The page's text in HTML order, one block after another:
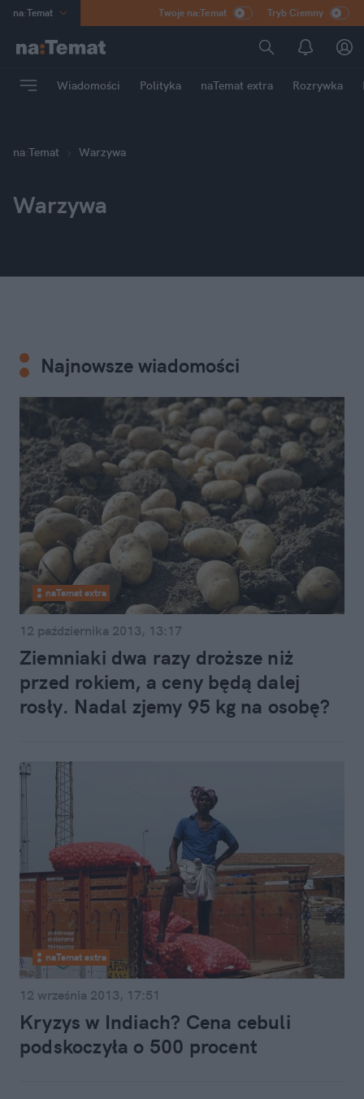
na:Temat
Poland
mama
Rozrywka
Twoje na:Temat Tryb Ciemny
Wiadomości Polityka naTemat extra Rozrywka
na:Temat Warzywa
Warzywa
Najnowsze wiadomości
naTemat extra
12 października 2013, 13:17
Ziemniaki dwa razy droższe niż
przed rokiem, a ceny będą dalej
rosły. Nadal zjemy 95 kg na osobę?
naTemat extra
12 września 2013, 17:51
Kryzys w Indiach? Cena cebuli
podskoczyła o 500 procent